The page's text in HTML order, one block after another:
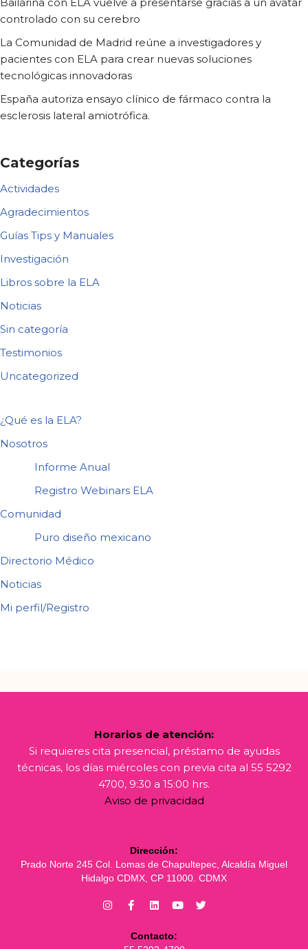
Bailarina con ELA vuelve a presentarse gracias a un avatar
controlado con su cerebro
La Comunidad de Madrid reúne a investigadores y
pacientes con ELA para crear nuevas soluciones
tecnológicas innovadoras
España autoriza ensayo clínico de fármaco contra la
esclerosis lateral amiotrófica.
Categorías
Actividades
Agradecimientos
Guías Tips y Manuales
Investigación
Libros sobre la ELA
Noticias
Sin categoría
Testimonios
Uncategorized
¿Qué es la ELA?
Nosotros
Informe Anual
Registro Webinars ELA
Comunidad
Puro diseño mexicano
Directorio Médico
Noticias
Mi perfil/Registro
Horarios de atención:
Si requieres cita presencial, préstamo de ayudas
técnicas, los días miércoles con previa cita al 55 5292
4700, 9:30 a 15:00 hrs.
Aviso de privacidad
Dirección:
Prado Norte 245 Col. Lomas de Chapultepec, Alcaldía Miguel
Hidalgo CDMX, CP 11000. CDMX
Contacto: